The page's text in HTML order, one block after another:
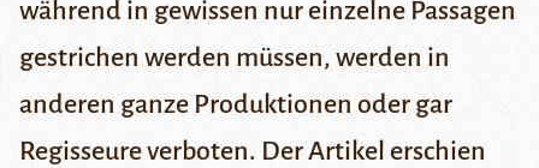
während in gewissen nur einzelne Passagen
gestrichen werden müssen, werden in
anderen ganze Produktionen oder gar
Regisseure verboten. Der Artikel erschien